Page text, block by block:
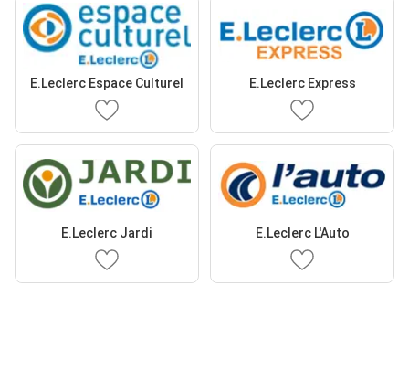
E.Leclerc Espace Culturel E.Leclerc Express
E.Leclerc Jardi E.Leclerc L'Auto